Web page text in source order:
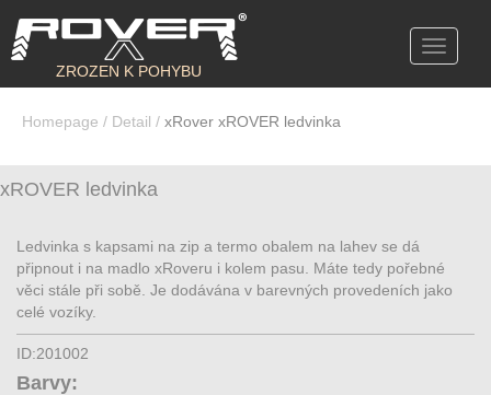
Toggle
ZROZEN K POHYBU
Homepage / Detail / xRover xROVER ledvinka
xROVER ledvinka
Ledvinka s kapsami na zip a termo obalem na lahev se dá
připnout i na madlo xRoveru i kolem pasu. Máte tedy pořebné
věci stále při sobě. Je dodávána v barevných provedeních jako
celé vozíky.
ID:201002
Barvy: